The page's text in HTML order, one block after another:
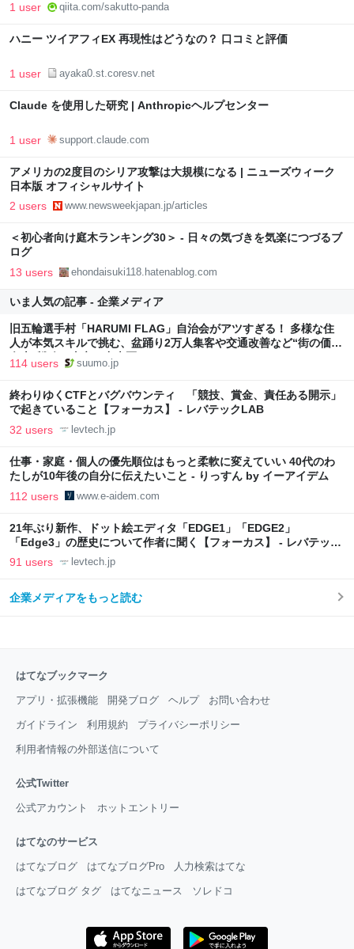
1 user qiita.com/sakutto-panda
ハニー ツイアフィEX 再現性はどうなの？ 口コミと評価
1 user ayaka0.st.coresv.net
Claude を使用した研究 | Anthropicヘルプセンター
1 user support.claude.com
アメリカの2度目のシリア攻撃は大規模になる | ニューズウィーク
日本版 オフィシャルサイト
2 users www.newsweekjapan.jp/articles
＜初心者向け庭木ランキング30＞ - 日々の気づきを気楽につづるブ
ログ
13 users ehondaisuki118.hatenablog.com
いま人気の記事 - 企業メディア
旧五輪選手村「HARUMI FLAG」自治会がアツすぎる！ 多様な住
人が本気スキルで挑む、盆踊り2万人集客や交通改善など“街の価値
向上”戦略 東京・中央区
114 users suumo.jp
終わりゆくCTFとバグバウンティ 「競技、賞金、責任ある開示」
で起きていること【フォーカス】 - レバテックLAB
32 users levtech.jp
仕事・家庭・個人の優先順位はもっと柔軟に変えていい 40代のわ
たしが10年後の自分に伝えたいこと - りっすん by イーアイデム
112 users www.e-aidem.com
21年ぶり新作、ドット絵エディタ「EDGE1」「EDGE2」
「Edge3」の歴史について作者に聞く【フォーカス】 - レバテック
LAB
91 users levtech.jp
企業メディアをもっと読む
はてなブックマーク
アプリ・拡張機能 開発ブログ ヘルプ お問い合わせ
ガイドライン 利用規約 プライバシーポリシー
利用者情報の外部送信について
公式Twitter
公式アカウント ホットエントリー
はてなのサービス
はてなブログ はてなブログPro 人力検索はてな
はてなブログ タグ はてなニュース ソレドコ